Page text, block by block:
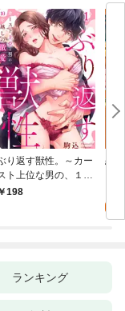
り返す獣性。～カー
ト上位な男の、１０
年越しの激愛１
198
恋
ランキング